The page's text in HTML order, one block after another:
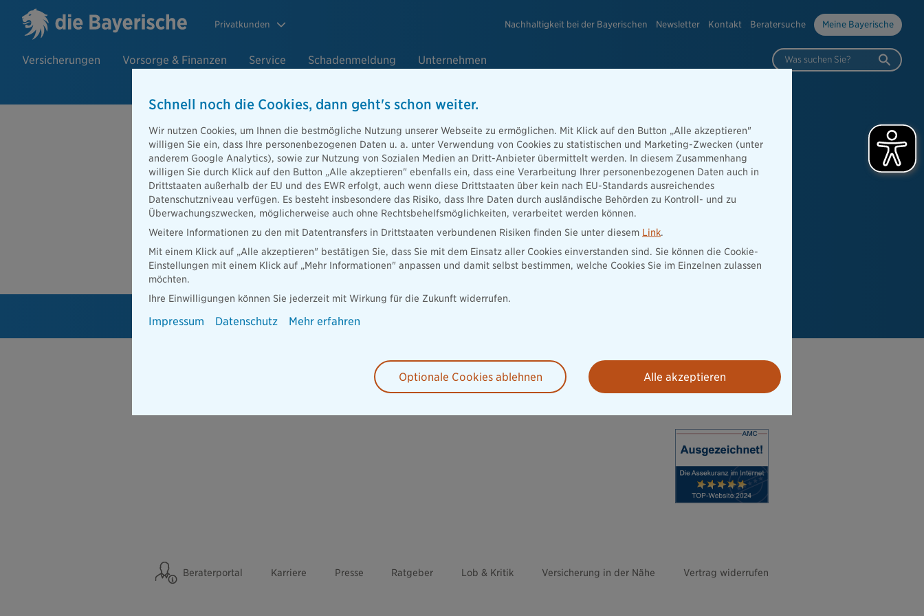
Privatkunden Nachhaltigkeit bei der Bayerischen Newsletter Kontakt Beratersuche Meine Bayerische
Versicherungen Vorsorge & Finanzen Service Schadenmeldung Unternehmen Was suchen Sie?
Beratersuche
PLZ oder Ort Berater
Beratersuche
PLZ oder Ort
Berater finden
Beraterportal Karriere Presse Ratgeber Lob & Kritik Versicherung in der Nähe Vertrag widerrufen
Schnell noch die Cookies, dann geht's schon weiter.
Wir nutzen Cookies, um Ihnen die bestmögliche Nutzung unserer Webseite zu ermöglichen. Mit Klick auf den Button „Alle akzeptieren"
willigen Sie ein, dass Ihre personenbezogenen Daten u. a. unter Verwendung von Cookies zu statistischen und Marketing-Zwecken (unter
anderem Google Analytics), sowie zur Nutzung von Sozialen Medien an Dritt-Anbieter übermittelt werden. In diesem Zusammenhang
willigen Sie durch Klick auf den Button „Alle akzeptieren" ebenfalls ein, dass eine Verarbeitung Ihrer personenbezogenen Daten auch in
Drittstaaten außerhalb der EU und des EWR erfolgt, auch wenn diese Drittstaaten über kein nach EU-Standards ausreichendes
Datenschutzniveau verfügen. Es besteht insbesondere das Risiko, dass Ihre Daten durch ausländische Behörden zu Kontroll- und zu
Überwachungszwecken, möglicherweise auch ohne Rechtsbehelfsmöglichkeiten, verarbeitet werden können.
Weitere Informationen zu den mit Datentransfers in Drittstaaten verbundenen Risiken finden Sie unter diesem Link.
Mit einem Klick auf „Alle akzeptieren" bestätigen Sie, dass Sie mit dem Einsatz aller Cookies einverstanden sind. Sie können die Cookie-
Einstellungen mit einem Klick auf „Mehr Informationen" anpassen und damit selbst bestimmen, welche Cookies Sie im Einzelnen zulassen
möchten.
Ihre Einwilligungen können Sie jederzeit mit Wirkung für die Zukunft widerrufen.
Impressum Datenschutz Mehr erfahren
Optionale Cookies ablehnen Alle akzeptieren